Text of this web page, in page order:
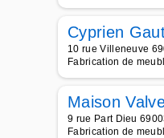
Cyprien
10 rue Villeneuve
Fabrication de
Maison
9 rue Part Dieu
Fabrication de